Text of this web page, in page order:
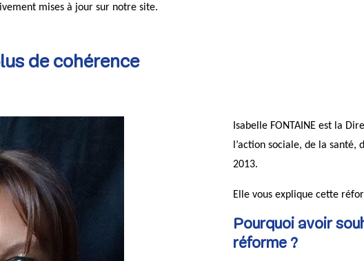
mises à jour sur notre site.
de cohérence
Isabelle FONTAINE est la
l’action sociale, de la santé,
2013.
Elle vous explique cette
Pourquoi avoir
réforme ?